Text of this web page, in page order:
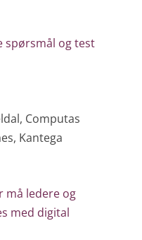
spørsmål og test
Computas
Kantega
må ledere og
med digital